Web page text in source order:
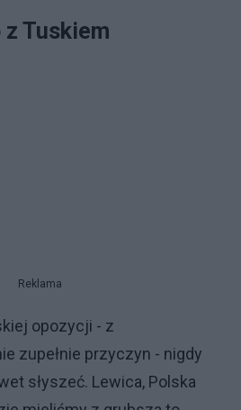
z Tuskiem
Reklama
opozycji - z
zupełnie przyczyn - nigdy
słyszeć. Lewica, Polska